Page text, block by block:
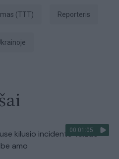
(TTT) Reporteris
00:01:05
kilusio incidento vaizdo
amo